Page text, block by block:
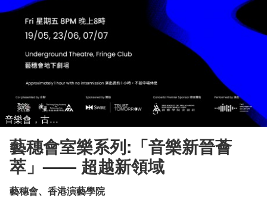
音樂會，古典音樂
藝穗會室樂系列:「音樂新晉薈
萃」—— 超越新領域
藝穗會、香港演藝學院